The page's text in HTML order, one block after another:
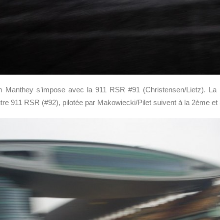
Manthey s’impose avec la 911 RSR #91 (Christensen/Lietz).
911 RSR (#92), pilotée par Makowiecki/Pilet suivent à la 2ème